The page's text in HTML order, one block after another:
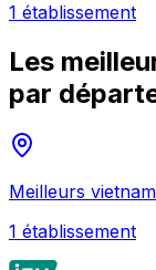
1 établissement
Les
par
Meilleurs
1 établissement